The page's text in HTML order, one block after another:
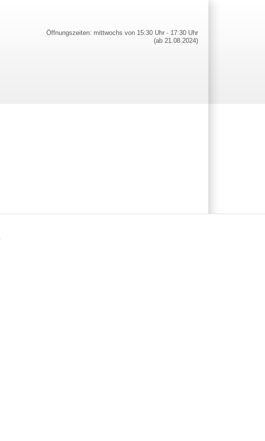
Öffnungszeiten: mittwochs von 15:30 Uhr - 17:30 Uhr
(ab 21.08.2024)